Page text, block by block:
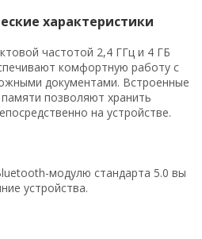
характеристики
частотой 2,4 ГГц и 4 ГБ
комфортную работу с
документами. Встроенные
позволяют хранить
на устройстве.
модулю стандарта 5.0 вы
устройства.